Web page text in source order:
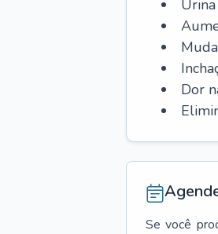
Dor
Se você